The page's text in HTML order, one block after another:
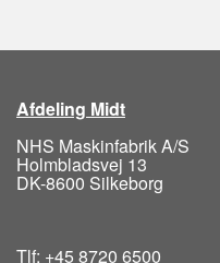
Afdeling Midt
NHS Maskinfabrik A/S
Holmbladsvej 13
DK-8600 Silkeborg
Tlf: +45 8720 6500